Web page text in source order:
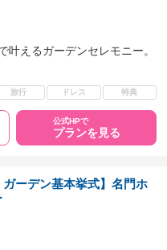
えるガーデンセレモニー。
旅行 ドレス 特典
公式HPで
プランを見る
ーデン基本挙式】名門ホ